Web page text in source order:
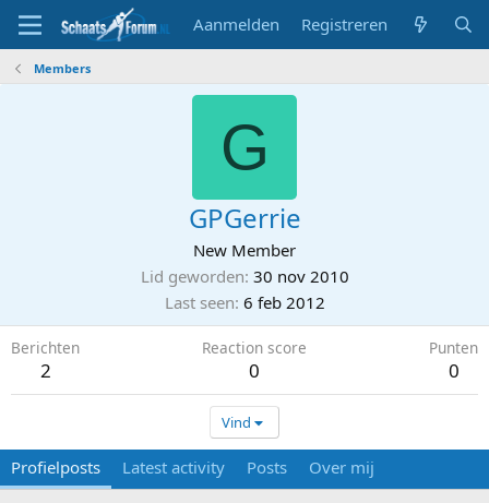
Aanmelden Registreren
Members
G
GPGerrie
New Member
Lid geworden 30 nov 2010
Last seen 6 feb 2012
Berichten
2
Reaction score
0
Punten
0
Vind
Profielposts Latest activity Posts Over mij